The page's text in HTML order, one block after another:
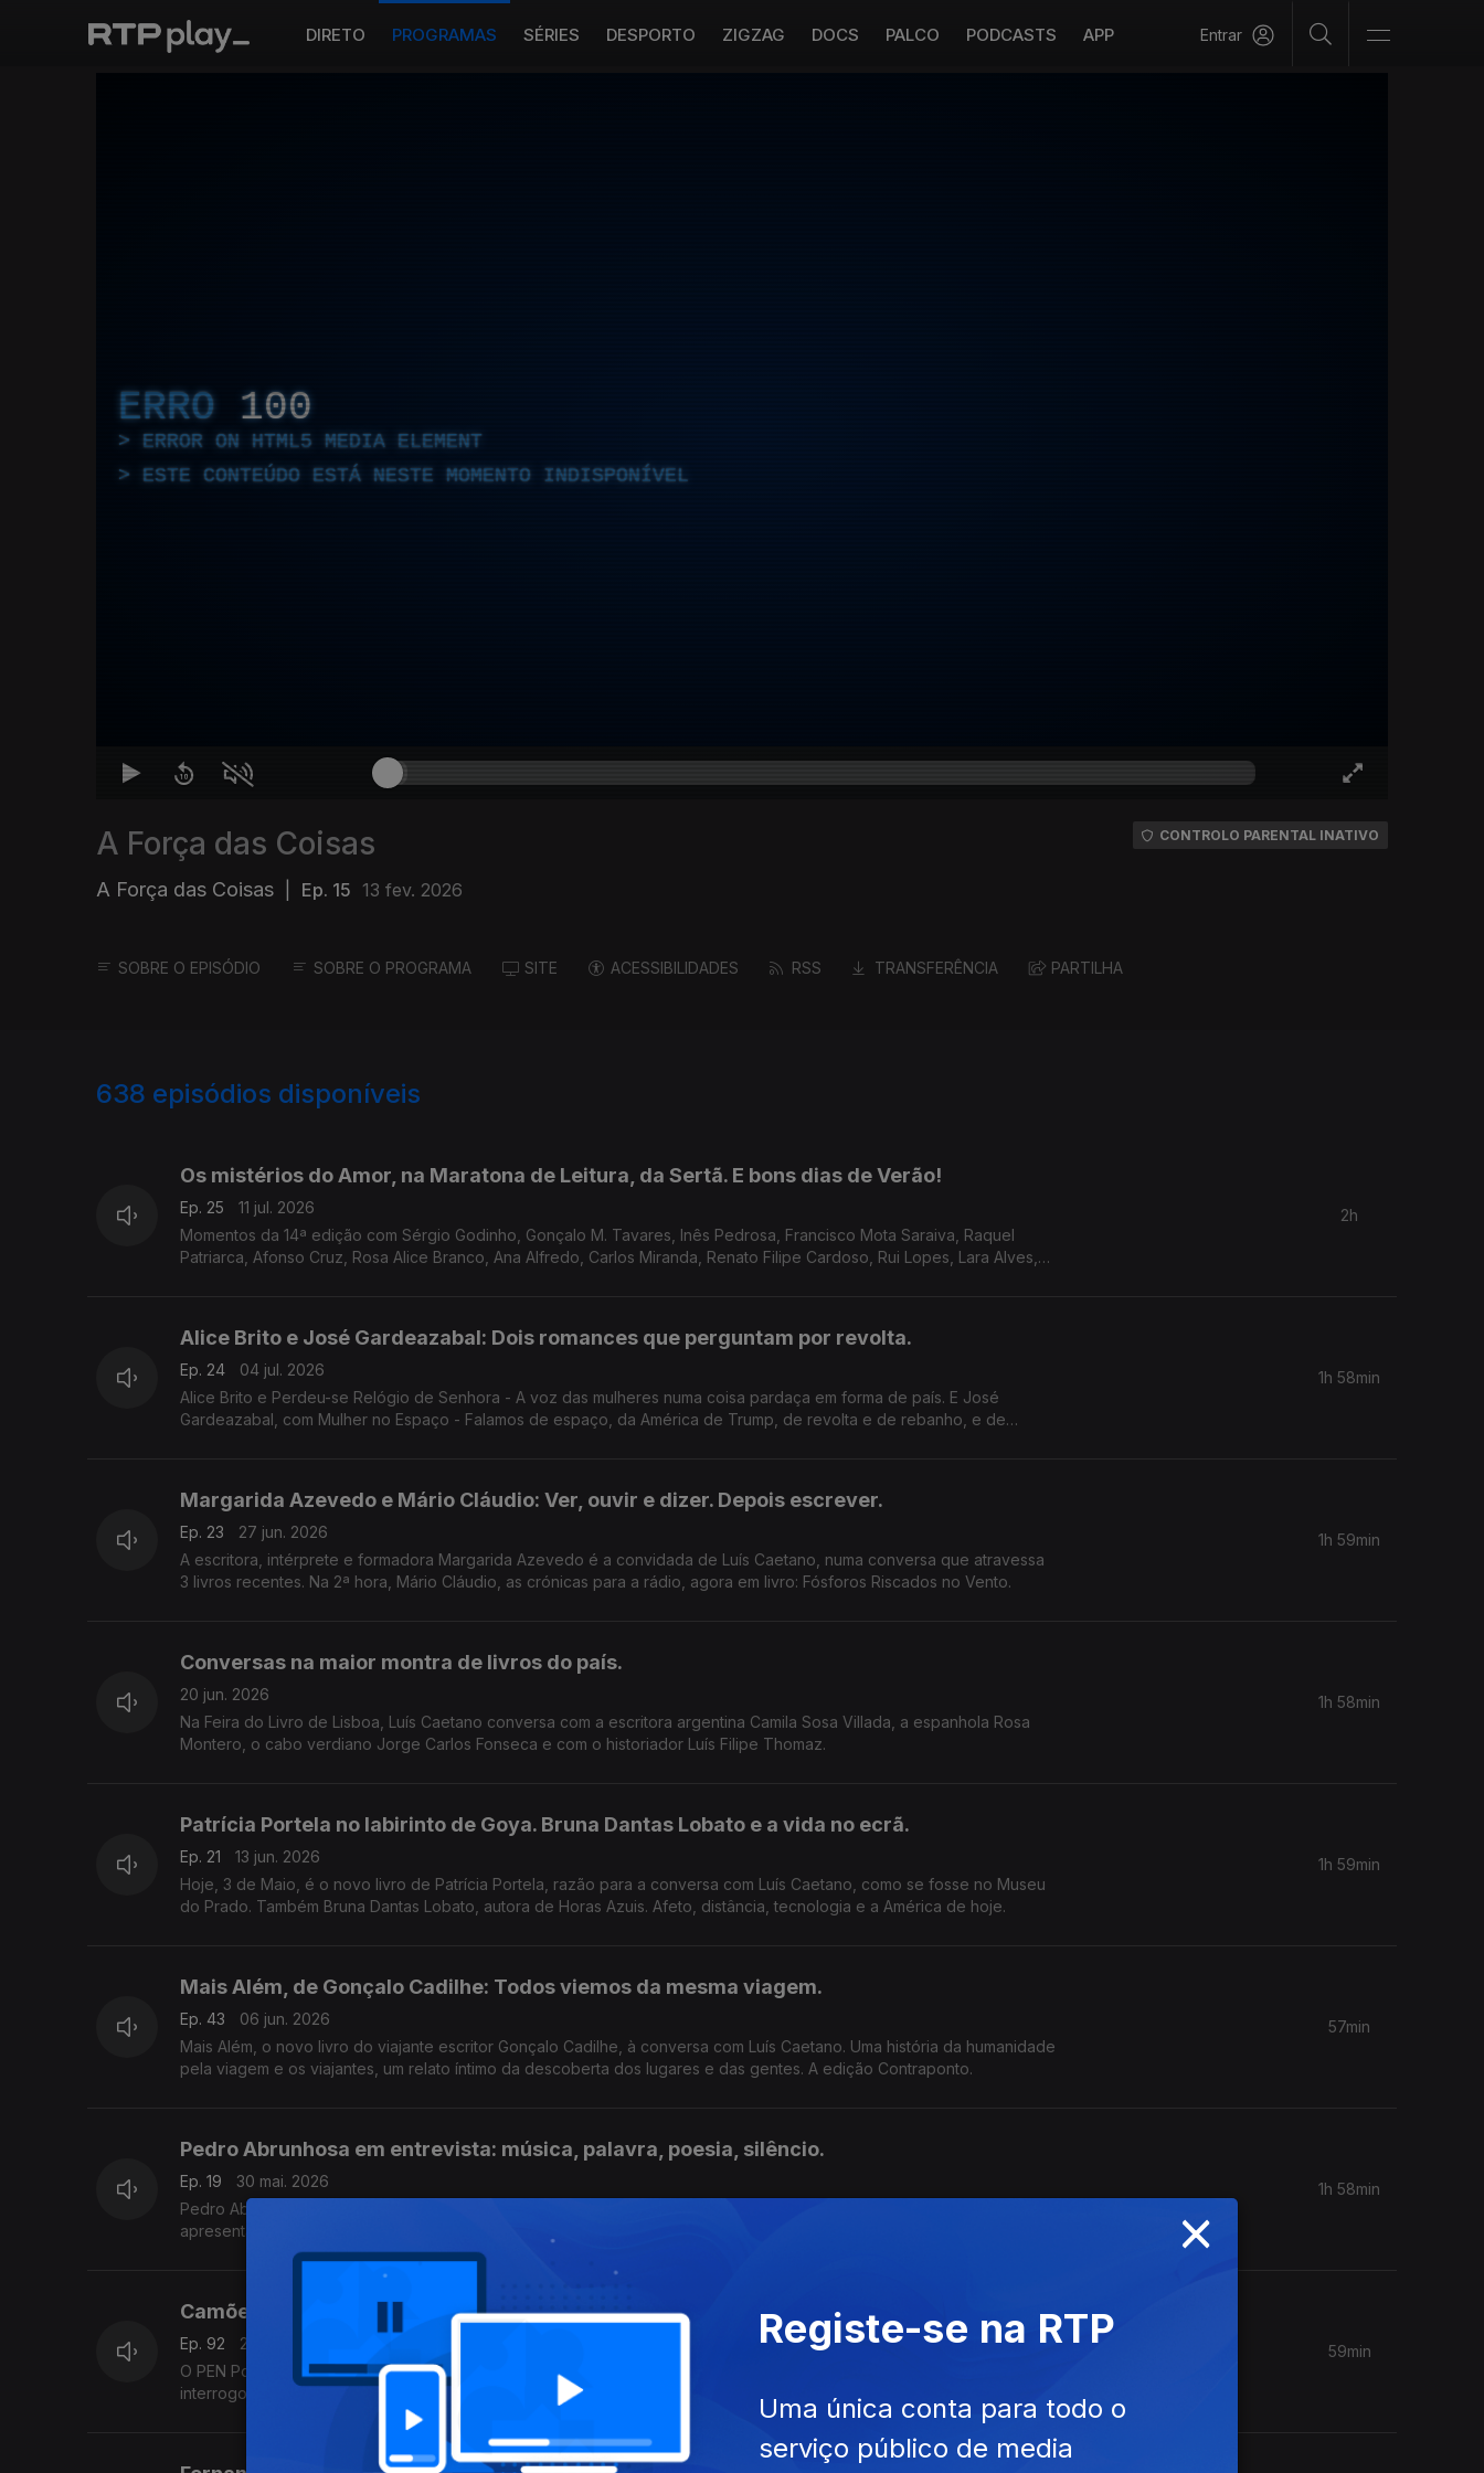
DIRETO PROGRAMAS SÉRIES DESPORTO ZIGZAG DOCS PALCO PODCASTS APP Entrar
ERRO 100
ERROR ON HTML5 MEDIA ELEMENT
ESTE CONTEÚDO ESTÁ NESTE MOMENTO INDISPONÍVEL
A Força das Coisas
A Força das Coisas Ep. 15 13 fev. 2026
CONTROLO PARENTAL INATIVO
SOBRE O EPISÓDIO SOBRE O PROGRAMA SITE ACESSIBILIDADES RSS TRANSFERÊNCIA PARTILHA
638 episódios disponíveis
Os mistérios do Amor, na Maratona de Leitura, da Sertã. E bons dias de Verão!
Ep. 25
11 jul. 2026
Momentos da 14ª edição com Sérgio Godinho, Gonçalo M. Tavares, Inês Pedrosa, Francisco Mota Saraiva, Raquel
Patriarca, Afonso Cruz, Rosa Alice Branco, Ana Alfredo, Carlos Miranda, Renato Filipe Cardoso, Rui Lopes, Lara Alves,
2h
Alice Brito e José Gardeazabal: Dois romances que perguntam por revolta.
Ep. 24
04 jul. 2026
Alice Brito e Perdeu-se Relógio de Senhora - A voz das mulheres numa coisa pardaça em forma de país. E José
Gardeazabal, com Mulher no Espaço - Falamos de espaço, da América de Trump, de revolta e de rebanho, e de
1h 58min
Margarida Azevedo e Mário Cláudio: Ver, ouvir e dizer. Depois escrever.
Ep. 23
27 jun. 2026
A escritora, intérprete e formadora Margarida Azevedo é a convidada de Luís Caetano, numa conversa que atravessa
3 livros recentes. Na 2ª hora, Mário Cláudio, as crónicas para a rádio, agora em livro: Fósforos Riscados no Vento.
1h 59min
Conversas na maior montra de livros do país.
20 jun. 2026
Na Feira do Livro de Lisboa, Luís Caetano conversa com a escritora argentina Camila Sosa Villada, a espanhola Rosa
Montero, o cabo verdiano Jorge Carlos Fonseca e com o historiador Luís Filipe Thomaz.
1h 58min
Patrícia Portela no labirinto de Goya. Bruna Dantas Lobato e a vida no ecrã.
Ep. 21
13 jun. 2026
Hoje, 3 de Maio, é o novo livro de Patrícia Portela, razão para a conversa com Luís Caetano, como se fosse no Museu
do Prado. Também Bruna Dantas Lobato, autora de Horas Azuis. Afeto, distância, tecnologia e a América de hoje.
1h 59min
Mais Além, de Gonçalo Cadilhe: Todos viemos da mesma viagem.
Ep. 43
06 jun. 2026
Mais Além, o novo livro do viajante escritor Gonçalo Cadilhe, à conversa com Luís Caetano. Uma história da humanidade
pela viagem e os viajantes, um relato íntimo da descoberta dos lugares e das gentes. A edição Contraponto.
57min
Pedro Abrunhosa em entrevista: música, palavra, poesia, silêncio.
Ep. 19
30 mai. 2026
Pedro Abrunhosa é o convidado de Luís Caetano. Publicou dois livros com as letras das canções, que Lídia Jorge
apresenta, e tem novo disco de originais. Conversa com um músico que tem poemas para publicar e uma vida para
1h 58min
Camões Hoje, um olhar poliédrico na conversa com Rita Marnoto.
Ep. 92
23 mai. 2026
O PEN Portugal organiza um ciclo de conferências que nos dá a contemporaneidade de Camões, um homem que se
interrogou perante o mundo e foi ao encontro dele. Rita Marnoto é a convidada de Luís Caetano.
59min
×
Registe-se na RTP
Uma única conta para todo o
serviço público de media